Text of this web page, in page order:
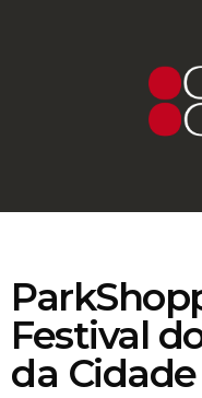
Festival
da